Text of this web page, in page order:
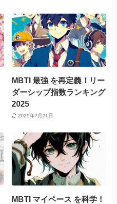
MBTI 最強 を再定義！リー
ダーシップ指数ランキング
2025
2025年7月21日
MBTI マイペース を科学！